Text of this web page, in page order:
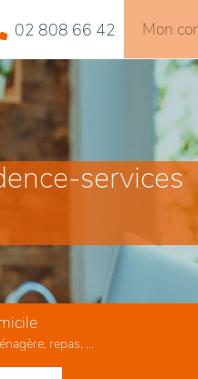
02 808 66 42 Mon
services
repas, ...